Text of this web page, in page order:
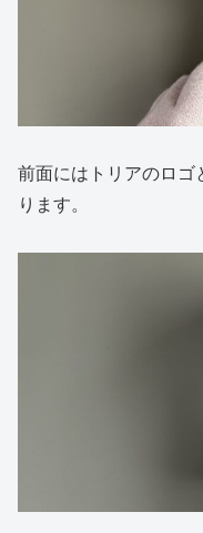
前面にはトリアのロゴ
ります。